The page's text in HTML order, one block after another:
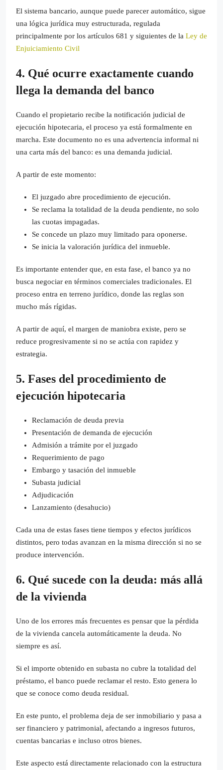
El sistema bancario, aunque puede parecer automático, sigue
una lógica jurídica muy estructurada, regulada
principalmente por los artículos 681 y siguientes de la Ley de
Enjuiciamiento Civil
4. Qué ocurre exactamente cuando
llega la demanda del banco
Cuando el propietario recibe la notificación judicial de
ejecución hipotecaria, el proceso ya está formalmente en
marcha. Este documento no es una advertencia informal ni
una carta más del banco: es una demanda judicial.
A partir de este momento:
El juzgado abre procedimiento de ejecución.
Se reclama la totalidad de la deuda pendiente, no solo
las cuotas impagadas.
Se concede un plazo muy limitado para oponerse.
Se inicia la valoración jurídica del inmueble.
Es importante entender que, en esta fase, el banco ya no
busca negociar en términos comerciales tradicionales. El
proceso entra en terreno jurídico, donde las reglas son
mucho más rígidas.
A partir de aquí, el margen de maniobra existe, pero se
reduce progresivamente si no se actúa con rapidez y
estrategia.
5. Fases del procedimiento de
ejecución hipotecaria
Reclamación de deuda previa
Presentación de demanda de ejecución
Admisión a trámite por el juzgado
Requerimiento de pago
Embargo y tasación del inmueble
Subasta judicial
Adjudicación
Lanzamiento (desahucio)
Cada una de estas fases tiene tiempos y efectos jurídicos
distintos, pero todas avanzan en la misma dirección si no se
produce intervención.
6. Qué sucede con la deuda: más allá
de la vivienda
Uno de los errores más frecuentes es pensar que la pérdida
de la vivienda cancela automáticamente la deuda. No
siempre es así.
Si el importe obtenido en subasta no cubre la totalidad del
préstamo, el banco puede reclamar el resto. Esto genera lo
que se conoce como deuda residual.
En este punto, el problema deja de ser inmobiliario y pasa a
ser financiero y patrimonial, afectando a ingresos futuros,
cuentas bancarias e incluso otros bienes.
Este aspecto está directamente relacionado con la estructura